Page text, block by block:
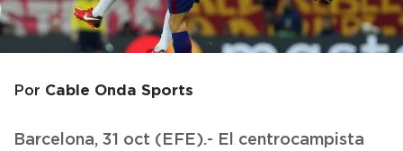
Por Cable Onda Sports
Barcelona, 31 oct (EFE).- El centrocampista